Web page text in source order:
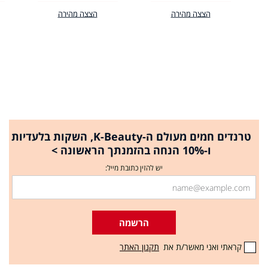
הצצה מהירה הצצה מהירה
טרנדים חמים מעולם ה-K-Beauty, השקות בלעדיות
ו-10% הנחה בהזמנתך הראשונה >
יש להזין כתובת מייל:
הרשמה
קראתי ואני מאשר/ת את תקנון האתר